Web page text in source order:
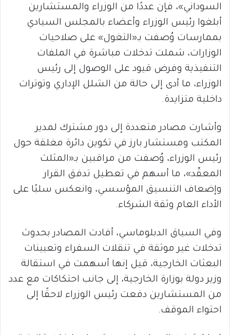
السوداني»، فإن عددًا من الوزراء والمستشارين
أبلغوا رئيس الوزراء وأعضاء بالمجلس السيادي
بممارسات وُصفت بـ«التغول» على صلاحيات
الوزارات، شملت تدخلات مباشرة في الملفات
التنفيذية وفرض قيود على الوصول إلى رئيس
الوزراء، ما أدى إلى حالة من الشلل الإداري وتوترات
داخلية متزايدة.
وأشارت مصادر متعددة إلى دور مشترك لمدير
المكتب ومستشار بارز في تكوين دائرة مغلقة حول
رئيس الوزراء، وُصفت من مراقبين بـ«المثلث
المعقّد»، ما أسهم في تعطيل تدفق القرار
وإضعاف التنسيق المؤسسي، وانعكس سلبًا على
الأداء العام وثقة الشركاء.
وفي السياق الدبلوماسي، أفادت المصادر بحدوث
تدخلات غير موثقة في تنقلات السفراء وتعيينات
البعثات الخارجية، قيل إنها أسهمت في استقالة
وزير دولة بوزارة الخارجية، إلى جانب احتكاكات مع عدد
من المستشارين دفعت رئيس الوزراء لاحقًا إلى
احتواء الموقف.